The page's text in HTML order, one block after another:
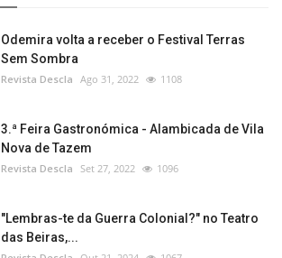
Odemira volta a receber o Festival Terras
Sem Sombra
Revista Descla Ago 31, 2022 1108
3.ª Feira Gastronómica - Alambicada de Vila
Nova de Tazem
Revista Descla Set 27, 2022 1096
"Lembras-te da Guerra Colonial?" no Teatro
das Beiras,...